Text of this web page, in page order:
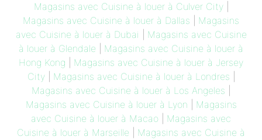
Magasins avec Cuisine à louer à Culver City|
Magasins avec Cuisine à louer à Dallas
Magasins
avec Cuisine à louer à Dubai
Magasins avec Cuisine
à louer à Glendale
Magasins avec Cuisine à louer à
Hong Kong
Magasins avec Cuisine à louer à Jersey
City| Magasins avec Cuisine à louer à Londres
Magasins avec Cuisine à louer à Los Angeles
Magasins avec Cuisine à louer à Lyon
Magasins
avec Cuisine à louer à Macao
Magasins avec
Cuisine à louer à Marseille
Magasins avec Cuisine à